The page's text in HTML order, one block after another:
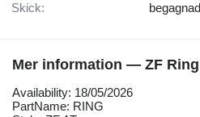
Skick:
Mer information — ZF Ring
Availability: 18/05/2026
PartName: RING